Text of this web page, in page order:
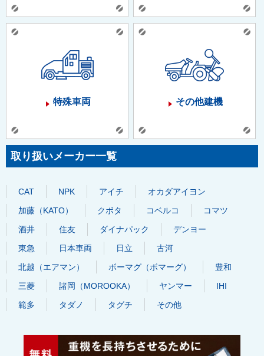
特殊車両 その他建機
取り扱いメーカー一覧
CAT NPK アイチ
オカダアイヨン
加藤（KATO）
クボタ コベルコ
コマツ
酒井
住友 ダイナパック
デンヨー
東急
日本車両 日立
古河
北越（エアマン）
ボーマグ（ボマーグ）
豊和
三菱
諸岡（MOROOKA） ヤンマー
IHI
範多
タダノ タグチ その他